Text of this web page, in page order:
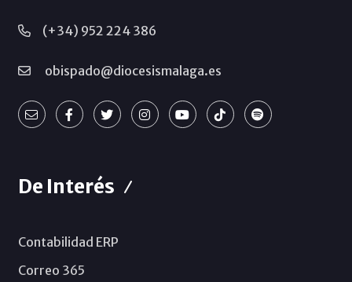
(+34) 952 224 386
obispado@diocesismalaga.es
De Interés
Contabilidad ERP
Correo 365